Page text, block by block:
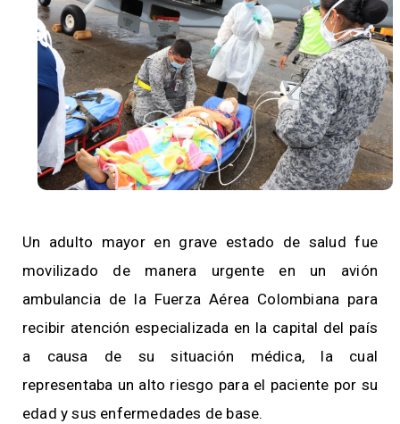
Un adulto mayor en grave estado de salud fue
movilizado de manera urgente en un avión
ambulancia de la Fuerza Aérea Colombiana para
recibir atención especializada en la capital del país
a causa de su situación médica, la cual
representaba un alto riesgo para el paciente por su
edad y sus enfermedades de base.